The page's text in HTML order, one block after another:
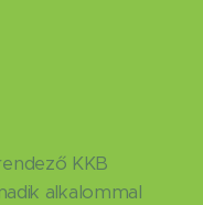
KKB
alkalommal